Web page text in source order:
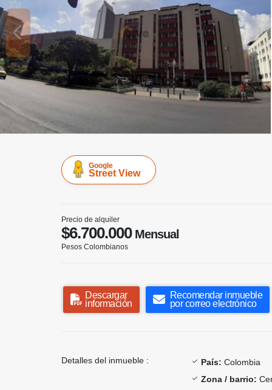
Google
Street View
Precio de alquiler
$6.700.000Mensual
Pesos Colombianos
Descargar
información
Recomendar inmueble
por correo electrónico
Detalles del inmueble : País: Colombia
Zona / barrio: